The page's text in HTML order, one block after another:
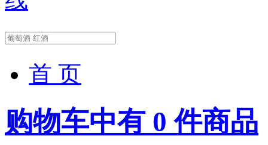
首 页
购物车中有 0 件商品